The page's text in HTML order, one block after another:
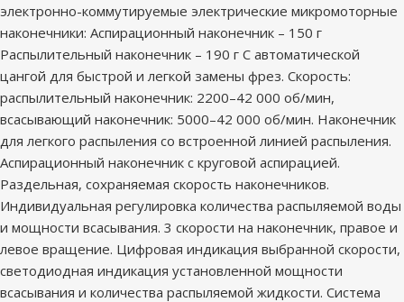
электронно-коммутируемые электрические микромоторные
наконечники: Аспирационный наконечник – 150 г
Распылительный наконечник – 190 г С автоматической
цангой для быстрой и легкой замены фрез. Скорость:
распылительный наконечник: 2200–42 000 об/мин,
всасывающий наконечник: 5000–42 000 об/мин. Наконечник
для легкого распыления со встроенной линией распыления.
Аспирационный наконечник с круговой аспирацией.
Раздельная, сохраняемая скорость наконечников.
Индивидуальная регулировка количества распыляемой воды
и мощности всасывания. 3 скорости на наконечник, правое и
левое вращение. Цифровая индикация выбранной скорости,
светодиодная индикация установленной мощности
всасывания и количества распыляемой жидкости. Система